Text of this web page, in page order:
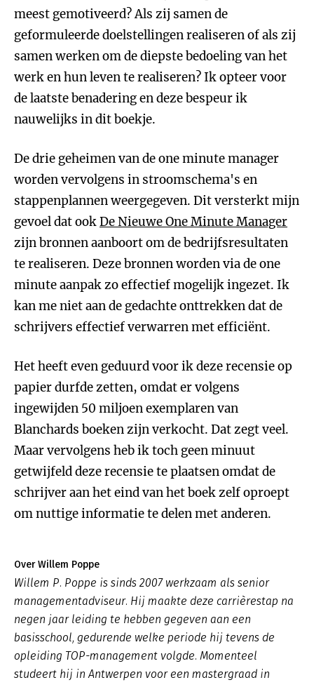
meest gemotiveerd? Als zij samen de
geformuleerde doelstellingen realiseren of als zij
samen werken om de diepste bedoeling van het
werk en hun leven te realiseren? Ik opteer voor
de laatste benadering en deze bespeur ik
nauwelijks in dit boekje.
De drie geheimen van de one minute manager
worden vervolgens in stroomschema's en
stappenplannen weergegeven. Dit versterkt mijn
gevoel dat ookDe Nieuwe One Minute Manager
zijn bronnen aanboort om de bedrijfsresultaten
te realiseren. Deze bronnen worden via de one
minute aanpak zo effectief mogelijk ingezet. Ik
kan me niet aan de gedachte onttrekken dat de
schrijvers effectief verwarren met efficiënt.
Het heeft even geduurd voor ik deze recensie op
papier durfde zetten, omdat er volgens
ingewijden 50 miljoen exemplaren van
Blanchards boeken zijn verkocht. Dat zegt veel.
Maar vervolgens heb ik toch geen minuut
getwijfeld deze recensie te plaatsen omdat de
schrijver aan het eind van het boek zelf oproept
om nuttige informatie te delen met anderen.
Over Willem Poppe
Willem P. Poppe is sinds 2007 werkzaam als senior
managementadviseur. Hij maakte deze carrièrestap na
negen jaar leiding te hebben gegeven aan een
basisschool, gedurende welke periode hij tevens de
opleiding TOP-management volgde. Momenteel
studeert hij in Antwerpen voor een mastergraad in